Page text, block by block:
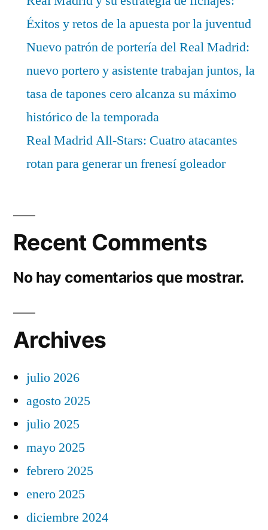
Éxitos y retos de la apuesta por la juventud
Nuevo patrón de portería del Real Madrid:
nuevo portero y asistente trabajan juntos, la
tasa de tapones cero alcanza su máximo
histórico de la temporada
Real Madrid All-Stars: Cuatro atacantes
rotan para generar un frenesí goleador
Recent Comments
No hay comentarios que mostrar.
Archives
julio 2026
agosto 2025
julio 2025
mayo 2025
febrero 2025
enero 2025
diciembre 2024